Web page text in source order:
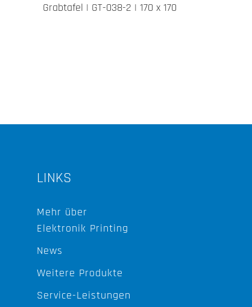
Grabtafel | GT-038-2 | 170 x 170
LINKS
Mehr über
Elektronik Printing
News
Weitere Produkte
Service-Leistungen